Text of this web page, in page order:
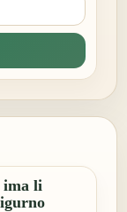
ima li